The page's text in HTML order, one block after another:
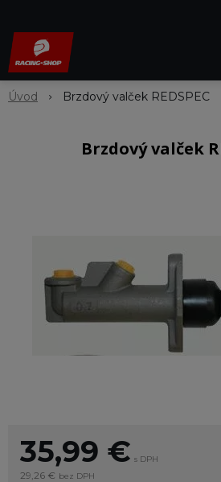
Úvod Brzdový valček REDSPEC
Brzdový valček
35,99 € s DPH
29,26 € bez DPH